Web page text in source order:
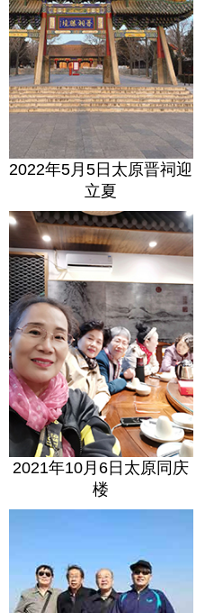
2022年5月5日太原晋祠迎
立夏
2021年10月6日太原同庆
楼